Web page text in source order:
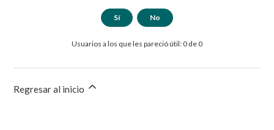
Sí No
Usuarios a los que les pareció útil: 0 de 0
Regresar al inicio